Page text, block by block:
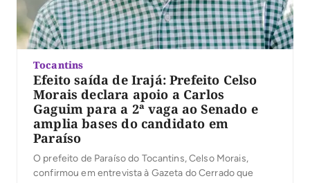
Tocantins
Efeito saída de Irajá: Prefeito Celso
Morais declara apoio a Carlos
Gaguim para a 2ª vaga ao Senado e
amplia bases do candidato em
Paraíso
O prefeito de Paraíso do Tocantins, Celso Morais,
confirmou em entrevista à Gazeta do Cerrado que